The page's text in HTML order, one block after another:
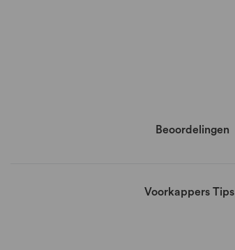
Beoordelingen
Voorkappers Tips